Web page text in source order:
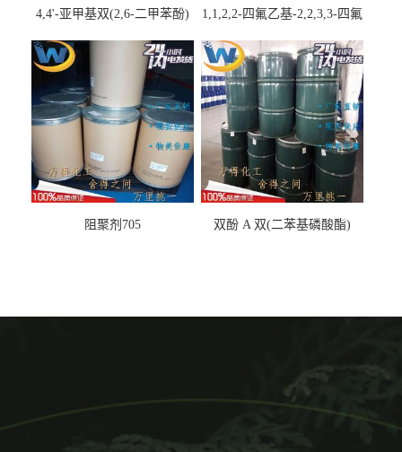
4,4'-亚甲基双(2,6-二甲苯酚)
1,1,2,2-四氟乙基-2,2,3,3-四氟
阻聚剂705 双酚 A 双(二苯基磷酸酯)